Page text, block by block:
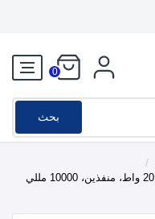
0
بحث
/
راف باور بايونير RP-PB1236 PD باور بانك، 20 واط، منفذين، 10000 مللي